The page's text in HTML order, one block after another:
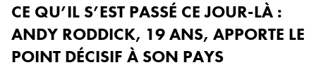
CE QU’IL S’EST PASSÉ CE JOUR-LÀ :
ANDY RODDICK, 19 ANS, APPORTE LE
POINT DÉCISIF À SON PAYS